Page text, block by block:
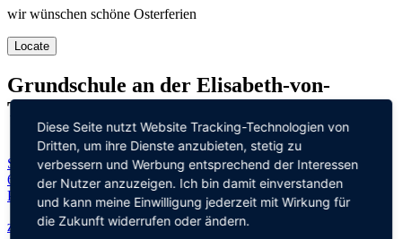
wir wünschen schöne Osterferien
Locate
Grundschule an der Elisabeth-von-
Thadden-Schule
Steinhofweg 95
69123 Heidelberg
Planen Sie Ihre Route...
zurück zu allen Terminen
Diese Seite nutzt Website Tracking-Technologien von
Dritten, um ihre Dienste anzubieten, stetig zu
verbessern und Werbung entsprechend der Interessen
der Nutzer anzuzeigen. Ich bin damit einverstanden
und kann meine Einwilligung jederzeit mit Wirkung für
die Zukunft widerrufen oder ändern.